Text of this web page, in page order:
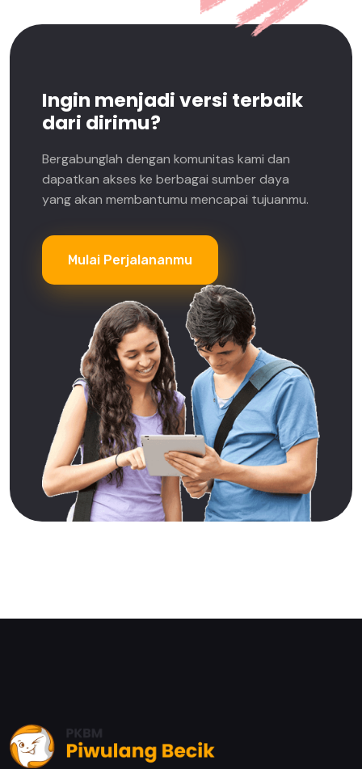
Ingin menjadi versi terbaik
dari dirimu?
Bergabunglah dengan komunitas kami dan
dapatkan akses ke berbagai sumber daya
yang akan membantumu mencapai tujuanmu.
Mulai Perjalananmu